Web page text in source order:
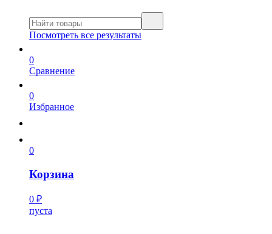
Посмотреть все результаты
0
Сравнение
0
Избранное
0
Корзина
0 ₽
пуста